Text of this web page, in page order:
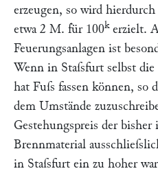
erzeugen, so wird
etwa 2 M. für 100kerzielt.
Feuerungsanlagen ist
Wenn in Staſsfurt selbst
hat Fuſs fassen können, so
dem Umstände
Gestehungspreis der bisher
Brennmaterial
in Staſsfurt ein zu hoher